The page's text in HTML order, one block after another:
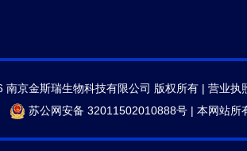
南京金斯瑞生物科技有限公司 版权所有 | 营业执
苏公网安备 32011502010888号| 本网站所